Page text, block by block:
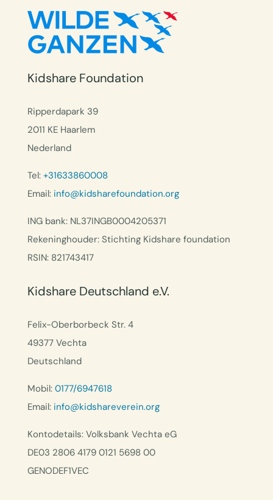
Kidshare Foundation
Ripperdapark 39
2011 KE Haarlem
Nederland
Tel: +31633860008
Email: info@kidsharefoundation.org
ING bank: NL37INGB0004205371
Rekeninghouder: Stichting Kidshare foundation
RSIN: 821743417
Kidshare Deutschland e.V.
Felix-Oberborbeck Str. 4
49377 Vechta
Deutschland
Mobil: 0177/6947618
Email: info@kidshareverein.org
Kontodetails: Volksbank Vechta eG
DE03 2806 4179 0121 5698 00
GENODEF1VEC